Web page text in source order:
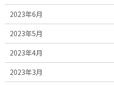
2023年6月
2023年5月
2023年4月
2023年3月